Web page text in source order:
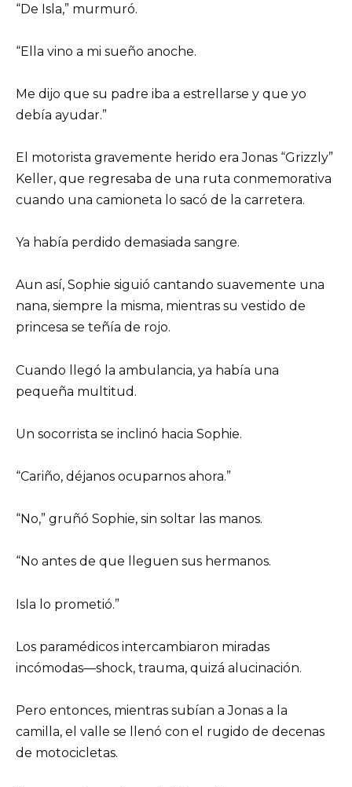
“De Isla,” murmuró.
“Ella vino a mi sueño anoche.
Me dijo que su padre iba a estrellarse y que yo
debía ayudar.”
El motorista gravemente herido era Jonas “Grizzly”
Keller, que regresaba de una ruta conmemorativa
cuando una camioneta lo sacó de la carretera.
Ya había perdido demasiada sangre.
Aun así, Sophie siguió cantando suavemente una
nana, siempre la misma, mientras su vestido de
princesa se teñía de rojo.
Cuando llegó la ambulancia, ya había una
pequeña multitud.
Un socorrista se inclinó hacia Sophie.
“Cariño, déjanos ocuparnos ahora.”
“No,” gruñó Sophie, sin soltar las manos.
“No antes de que lleguen sus hermanos.
Isla lo prometió.”
Los paramédicos intercambiaron miradas
incómodas—shock, trauma, quizá alucinación.
Pero entonces, mientras subían a Jonas a la
camilla, el valle se llenó con el rugido de decenas
de motocicletas.